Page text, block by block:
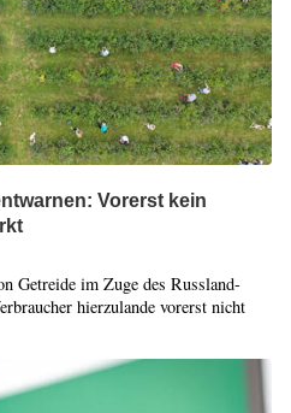
Vorerst kein
Getreide im Zuge des Russland-
hierzulande vorerst nicht